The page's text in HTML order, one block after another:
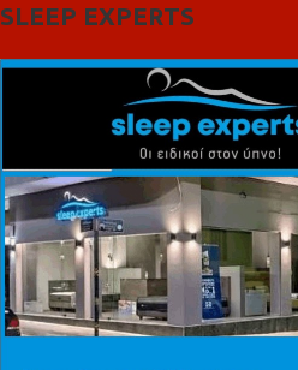
SLEEP EXPERTS